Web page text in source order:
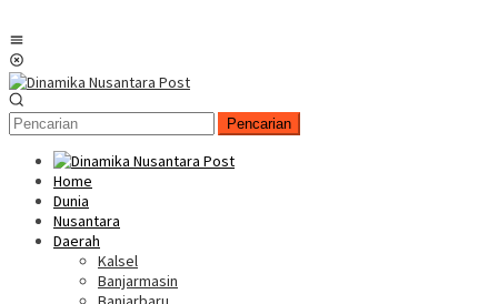
Pencarian
Home
Dunia
Nusantara
Daerah
Kalsel
Banjarmasin